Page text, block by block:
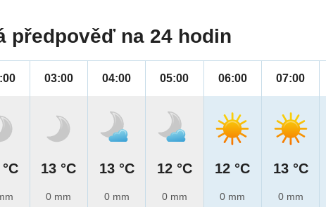
předpověď na 24 hodin
03:00
13 °C
0 mm
04:00
13 °C
0 mm
05:00
12 °C
0 mm
06:00
12 °C
0 mm
07:00
13 °C
0 mm